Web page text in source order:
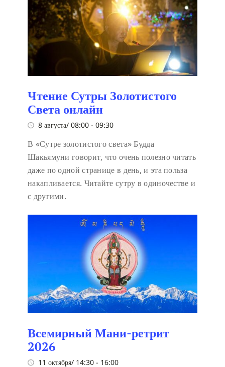
Чтение Сутры Золотистого
Света онлайн
8 августа/ 08:00 - 09:30
В «Сутре золотистого света» Будда
Шакьямуни говорит, что очень полезно читать
даже по одной странице в день, и эта польза
накапливается. Читайте сутру в одиночестве и
с другими.
Всемирный Мани-ретрит
2026
11 октября/ 14:30 - 16:00